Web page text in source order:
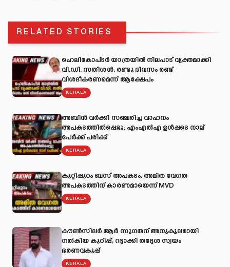
RELATED STORIES
ഹെലികോപ്ടർ യാത്രയിൽ നിലപാട് വ്യക്തമാക്കി
വി.ഡി. സതീശൻ; രണ്ടു ദിവസം രണ്ട്
വിശദീകരണമെന്ന് ആക്ഷേപം
KERALA
അബിന്‍ വര്‍ക്കി സഞ്ചരിച്ച വാഹനം
അപകടത്തില്‍പ്പെട്ടു; എംഎല്‍എ ഉള്‍പ്പടെ നാല്
പേര്‍ക്ക് പരിക്ക്
KERALA
കുറ്റിപ്പുറം ബസ് അപകടം: അമിത വേഗത
അപകടത്തിന് കാരണമായെന്ന് MVD
KERALA
കൗൺസിലർ ആർ സുഗതന് അനുകൂലമായി
നല്‍കിയ കുറിപ്പ്; റദ്ദാക്കി തദ്ദേശ സ്വയം
ഭരണവകുപ്പ്
KERALA